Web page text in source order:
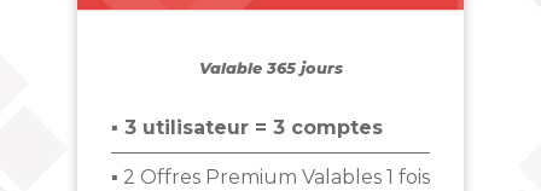
Valable 365 jours
▪ 3 utilisateur = 3 comptes
▪ 2 Offres Premium Valables 1 fois